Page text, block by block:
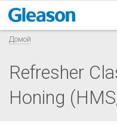
Домой
Refresher
Honing